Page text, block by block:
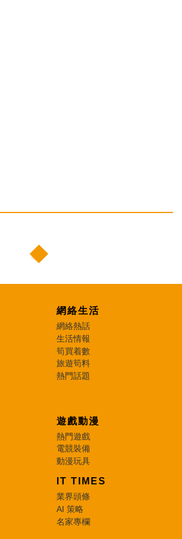
網絡生活
網絡熱話
生活情報
筍買着數
旅遊筍料
熱門話題
遊戲動漫
熱門遊戲
電競裝備
動漫玩具
IT TIMES
業界頭條
AI 策略
名家專欄